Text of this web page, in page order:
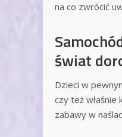
na co zwrócić
świat
Dzieci w
czy też
zabawy w